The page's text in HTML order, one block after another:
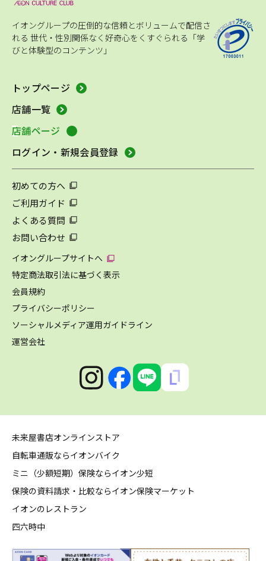
イオングループの圧倒的な信頼とボリュームで配信さ
れる 世代・性別関係なく好奇心をくすぐられる「学
びと体験型のコンテンツ」
トップページ
店舗一覧
店舗ページ
ログイン・新規会員登録
初めての方へ
ご利用ガイド
よくある質問
お問い合わせ
イオングループサイトへ
特定商法取引法に基づく表示
会員規約
プライバシーポリシー
ソーシャルメディア運用ガイドライン
運営会社
未来屋書店オンラインストア
自転車通販ならイオンバイク
ミニ（少額短期）保険ならイオン少短
保険の資料請求・比較ならイオン保険マーケット
イオンのレストラン
四六時中